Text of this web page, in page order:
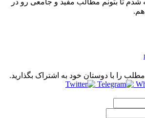
شدم تا بتونم مطالب مفید و جامعی رو در
را با دوستان خود به اشتراک بگذارید.